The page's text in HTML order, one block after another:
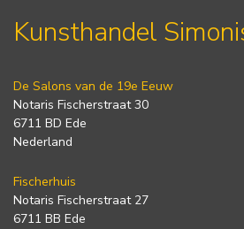
Kunsthandel
De Salons van de 19e Eeuw
Notaris Fischerstraat 30
6711 BD Ede
Nederland
Fischerhuis
Notaris Fischerstraat 27
6711 BB Ede